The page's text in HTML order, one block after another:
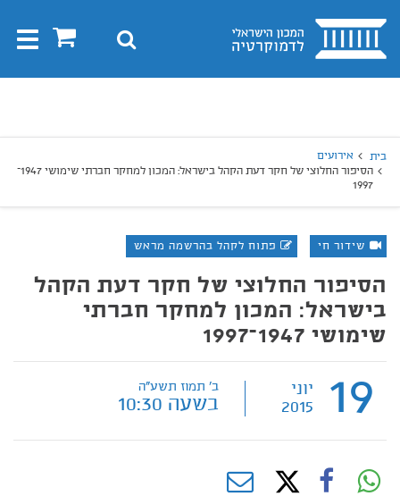
בית 0 חיפוש
בית
אירועים
הסיפור החלוצי של חקר דעת הקהל בישראל: המכון למחקר חברתי שימושי 1947–
1997
שידור חי פתוח לקהל בהרשמה מראש
הסיפור החלוצי של חקר דעת הקהל
בישראל: המכון למחקר חברתי
שימושי 1947–1997
19
יוני
2015
ב' תמוז תשע"ה
בשעה 10:30